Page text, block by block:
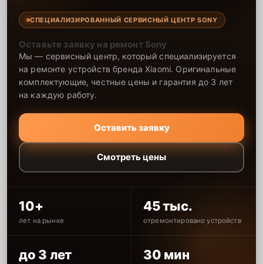
СПЕЦИАЛИЗИРОВАННЫЙ СЕРВИСНЫЙ ЦЕНТР SONY
Оставьте заявку на ремонт Sony
Мы — сервисный центр, который специализируется
на ремонте устройств бренда Xiaomi. Оригинальные
комплектующие, честные цены и гарантия до 3 лет
на каждую работу.
Оставить заявку
Смотреть цены
10+
лет на рынке
45 тыс.
отремонтировано устройств
до 3 лет 30 мин